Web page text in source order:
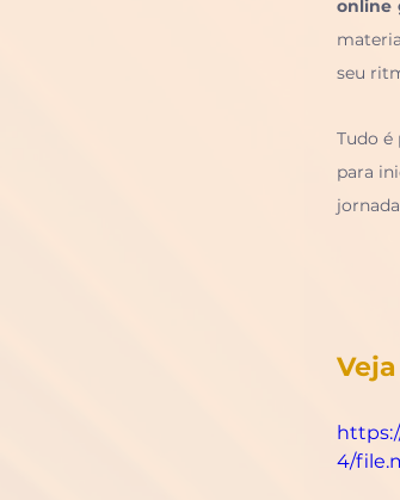
online
seu
Tudo é
para
4/